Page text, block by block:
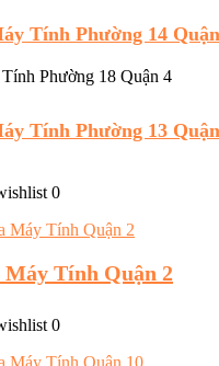
Tính Phường 14
Tính Phường 13
0
Máy Tính Quận 2
0